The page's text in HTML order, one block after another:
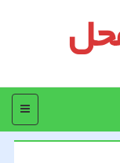
منو